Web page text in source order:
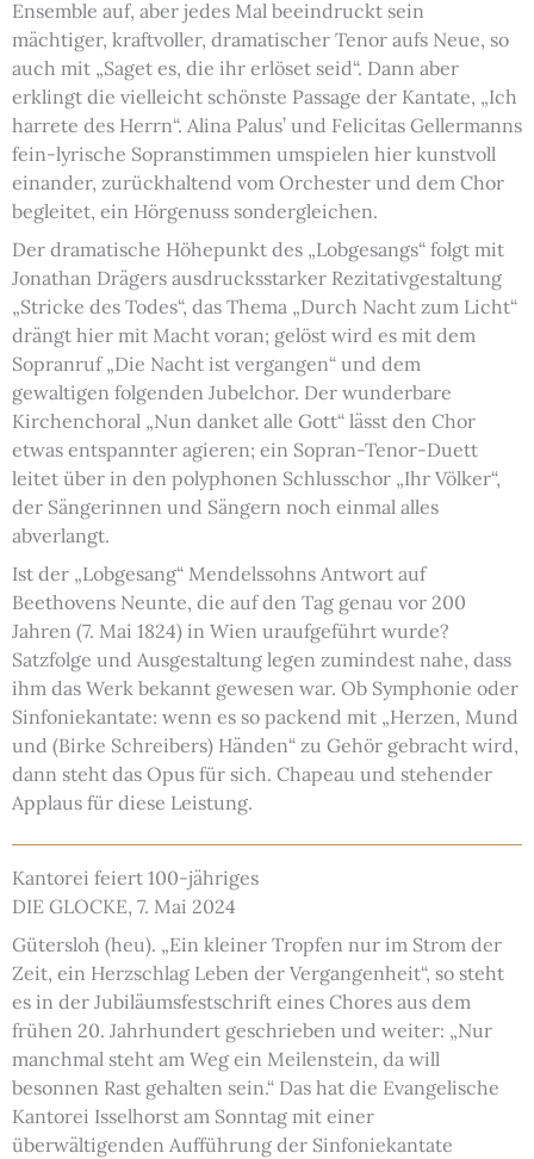
Ensemble auf, aber jedes Mal beeindruckt sein
mächtiger, kraftvoller, dramatischer Tenor aufs Neue, so
auch mit „Saget es, die ihr erlöset seid“. Dann aber
erklingt die vielleicht schönste Passage der Kantate, „Ich
harrete des Herrn“. Alina Palus’ und Felicitas Gellermanns
fein-lyrische Sopranstimmen umspielen hier kunstvoll
einander, zurückhaltend vom Orchester und dem Chor
begleitet, ein Hörgenuss sondergleichen.
Der dramatische Höhepunkt des „Lobgesangs“ folgt mit
Jonathan Drägers ausdrucksstarker Rezitativgestaltung
„Stricke des Todes“, das Thema „Durch Nacht zum Licht“
drängt hier mit Macht voran; gelöst wird es mit dem
Sopranruf „Die Nacht ist vergangen“ und dem
gewaltigen folgenden Jubelchor. Der wunderbare
Kirchenchoral „Nun danket alle Gott“ lässt den Chor
etwas entspannter agieren; ein Sopran-Tenor-Duett
leitet über in den polyphonen Schlusschor „Ihr Völker“,
der Sängerinnen und Sängern noch einmal alles
abverlangt.
Ist der „Lobgesang“ Mendelssohns Antwort auf
Beethovens Neunte, die auf den Tag genau vor 200
Jahren (7. Mai 1824) in Wien uraufgeführt wurde?
Satzfolge und Ausgestaltung legen zumindest nahe, dass
ihm das Werk bekannt gewesen war. Ob Symphonie oder
Sinfoniekantate: wenn es so packend mit „Herzen, Mund
und (Birke Schreibers) Händen“ zu Gehör gebracht wird,
dann steht das Opus für sich. Chapeau und stehender
Applaus für diese Leistung.
Kantorei feiert 100-jähriges
DIE GLOCKE, 7. Mai 2024
Gütersloh (heu). „Ein kleiner Tropfen nur im Strom der
Zeit, ein Herzschlag Leben der Vergangenheit“, so steht
es in der Jubiläumsfestschrift eines Chores aus dem
frühen 20. Jahrhundert geschrieben und weiter: „Nur
manchmal steht am Weg ein Meilenstein, da will
besonnen Rast gehalten sein.“ Das hat die Evangelische
Kantorei Isselhorst am Sonntag mit einer
überwältigenden Aufführung der Sinfoniekantate